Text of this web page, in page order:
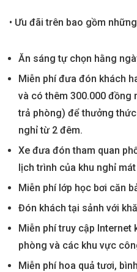
• Ưu đãi trên bao gồm
Ăn sáng tự chọn hằng
Miễn phí đưa đón khách
và có thêm 300.000 đồng
trả phòng) để thưởng
nghỉ từ 2 đêm.
Xe đưa đón tham quan
lịch trình của khu nghỉ
Miễn phí lớp học bơi căn
Đón khách tại sảnh với
Miễn phí truy cập
phòng và các khu vực
Miễn phí hoa quả tươi,